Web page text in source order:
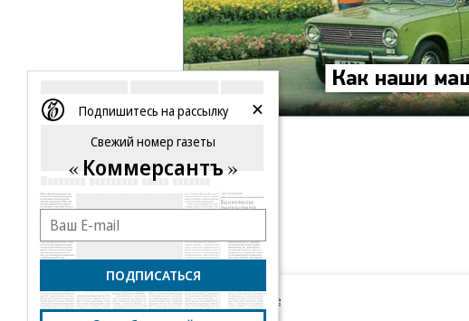
Новости компаний Все
Подпишитесь на рассылку
Свежий номер газеты
Коммерсантъ
ПОДПИСАТЬСЯ